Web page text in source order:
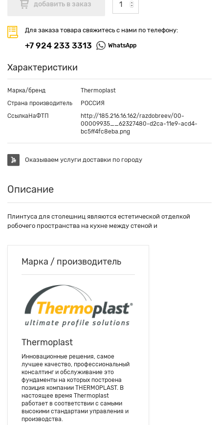
Для заказа товара свяжитесь с нами по телефону:
+7 924 233 3313 WhatsApp
Характеристики
Марка/бренд
Thermoplast
Страна производитель
РОССИЯ
СсылкаНаФТП
http://185.216.16.162/razdobreev/00-
00009935__62327480-d2ca-11e9-acd4-
bc5ff4fc8eba.png
Оказываем услуги доставки по городу
Описание
Плинтуса для столешниц являются естетической отделкой
робочего пространства на кухне между стеной и
Марка / производитель
Thermoplast
Инновационные решения, самое
лучшее качество, профессиональный
консалтинг и обслуживание это
фундаменты на которых построена
позиция компании THERMOPLAST. В
настоящее время Thermoplast
работает в соответствии с самыми
высокими стандартами управления и
производства.